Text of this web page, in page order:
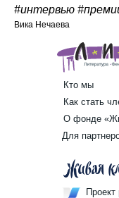
#интервью
Вика Нечаева
Проект
Кто мы
Как стать
О фонде
Для